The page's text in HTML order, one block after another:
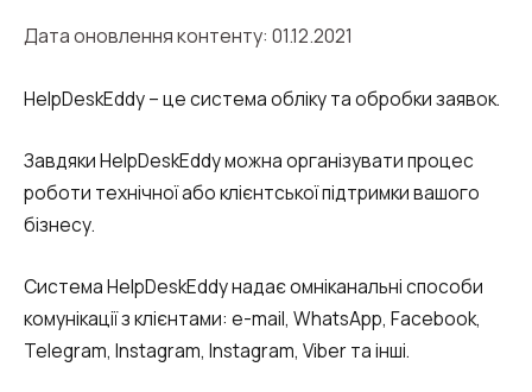
Віджет зворотний дзвінок (Callback)
Запис телефонних розмов
Мовна аналітика
SIP-телефонія
Автоматизація
Контакти
Дата оновлення контенту: 01.12.2021
HelpDeskEddy – це система обліку та обробки заявок.
Завдяки HelpDeskEddy можна організувати процес
роботи технічної або клієнтської підтримки вашого
бізнесу.
Система HelpDeskEddy надає омніканальні способи
комунікації з клієнтами: e-mail, WhatsApp, Facebook,
Telegram, Instagram, Instagram, Viber та інші.